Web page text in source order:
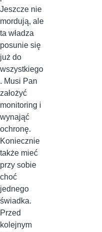
Jeszcze nie
mordują, ale
ta władza
posunie się
już do
wszystkiego
. Musi Pan
założyć
monitoring i
wynająć
ochronę.
Koniecznie
także mieć
przy sobie
choć
jednego
świadka.
Przed
kolejnym